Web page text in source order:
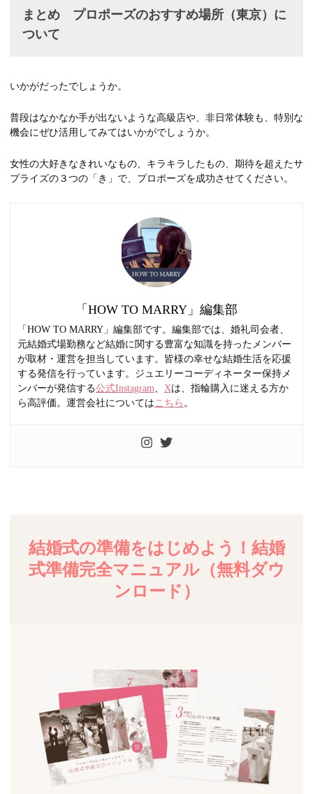
まとめ プロポーズのおすすめ場所（東京）に
ついて
いかがだったでしょうか。
普段はなかなか手が出ないような高級店や、非日常体験も、特別な
機会にぜひ活用してみてはいかがでしょうか。
女性の大好きなきれいなもの、キラキラしたもの、期待を超えたサ
プライズの３つの「き」で、プロポーズを成功させてください。
「HOW TO MARRY」編集部
「HOW TO MARRY」編集部です。編集部では、婚礼司会者、
元結婚式場勤務など結婚に関する豊富な知識を持ったメンバー
が取材・運営を担当しています。皆様の幸せな結婚生活を応援
する発信を行っています。ジュエリーコーディネーター保持メ
ンバーが発信する公式Instagram、 Xは、指輪購入に迷える方か
ら高評価。運営会社については こちら 。
結婚式の準備をはじめよう！結婚
式準備完全マニュアル（無料ダウ
ンロード）